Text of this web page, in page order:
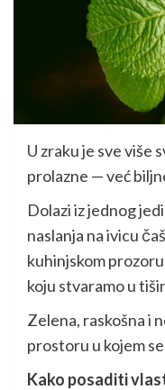
U zraku je sve više
prolazne — već
Dolazi iz jednog
naslanja na ivicu
kuhinjskom
koju stvaramo u
Zelena, raskošna i
prostoru u kojem
Kako posaditi